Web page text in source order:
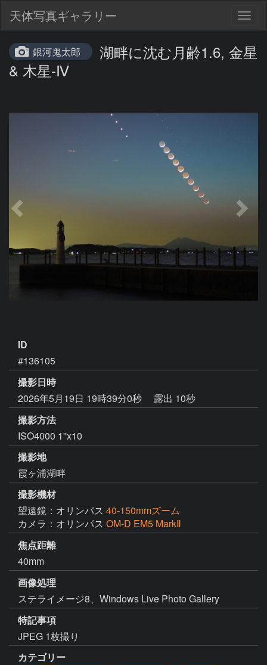
天体写真ギャラリー
銀河鬼太郎
湖畔に沈む月齢1.6, 金星
& 木星-Ⅳ
ID
#136105
撮影日時
2026年5月19日 19時39分0秒
露出 10秒
撮影方法
ISO4000 1''x10
撮影地
霞ヶ浦湖畔
撮影機材
望遠鏡：オリンパス 40-150mmズーム
カメラ：オリンパス OM-D EM5 MarkⅡ
焦点距離
40mm
画像処理
ステライメージ8、Windows Live Photo Gallery
特記事項
JPEG 1枚撮り
カテゴリー